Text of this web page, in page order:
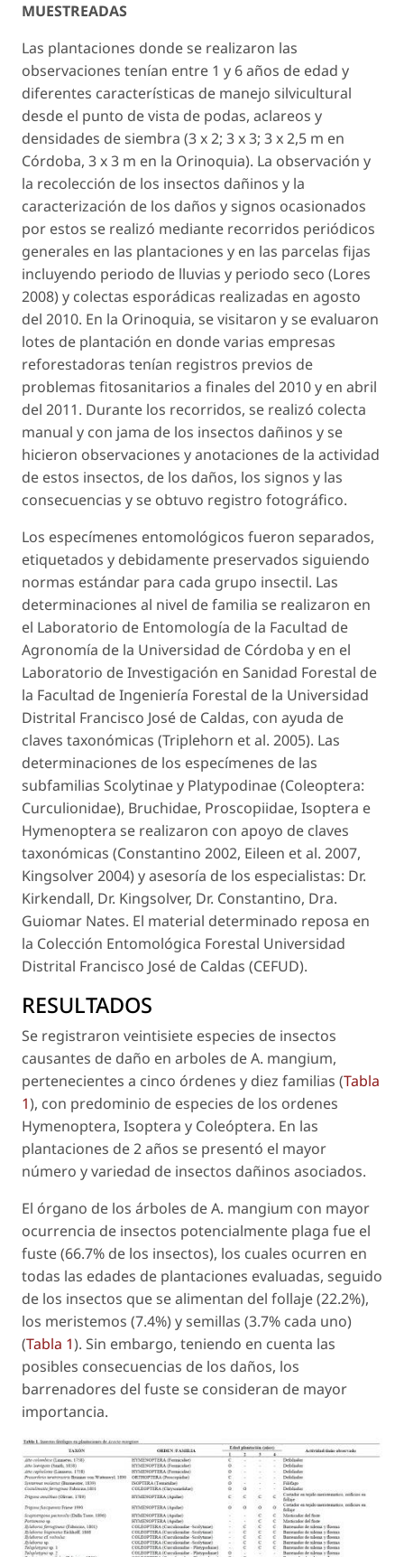
MUESTREADAS
Las plantaciones donde se realizaron las
observaciones tenían entre 1 y 6 años de edad y
diferentes características de manejo silvicultural
desde el punto de vista de podas, aclareos y
densidades de siembra (3 x 2; 3 x 3; 3 x 2,5 m en
Córdoba, 3 x 3 m en la Orinoquia). La observación y
la recolección de los insectos dañinos y la
caracterización de los daños y signos ocasionados
por estos se realizó mediante recorridos periódicos
generales en las plantaciones y en las parcelas fijas
incluyendo periodo de lluvias y periodo seco (Lores
2008) y colectas esporádicas realizadas en agosto
del 2010. En la Orinoquia, se visitaron y se evaluaron
lotes de plantación en donde varias empresas
reforestadoras tenían registros previos de
problemas fitosanitarios a finales del 2010 y en abril
del 2011. Durante los recorridos, se realizó colecta
manual y con jama de los insectos dañinos y se
hicieron observaciones y anotaciones de la actividad
de estos insectos, de los daños, los signos y las
consecuencias y se obtuvo registro fotográfico.
Los especímenes entomológicos fueron separados,
etiquetados y debidamente preservados siguiendo
normas estándar para cada grupo insectil. Las
determinaciones al nivel de familia se realizaron en
el Laboratorio de Entomología de la Facultad de
Agronomía de la Universidad de Córdoba y en el
Laboratorio de Investigación en Sanidad Forestal de
la Facultad de Ingeniería Forestal de la Universidad
Distrital Francisco José de Caldas, con ayuda de
claves taxonómicas (Triplehorn et al. 2005). Las
determinaciones de los especímenes de las
subfamilias Scolytinae y Platypodinae (Coleoptera:
Curculionidae), Bruchidae, Proscopiidae, Isoptera e
Hymenoptera se realizaron con apoyo de claves
taxonómicas (Constantino 2002, Eileen et al. 2007,
Kingsolver 2004) y asesoría de los especialistas: Dr.
Kirkendall, Dr. Kingsolver, Dr. Constantino, Dra.
Guiomar Nates. El material determinado reposa en
la Colección Entomológica Forestal Universidad
Distrital Francisco José de Caldas (CEFUD).
RESULTADOS
Se registraron veintisiete especies de insectos
causantes de daño en arboles deA. mangium,
pertenecientes a cinco órdenes y diez familias (Tabla
1), con predominio de especies de los ordenes
Hymenoptera, Isoptera y Coleóptera. En las
plantaciones de 2 años se presentó el mayor
número y variedad de insectos dañinos asociados.
El órgano de los árboles deA. mangium con mayor
ocurrencia de insectos potencialmente plaga fue el
fuste (66.7% de los insectos), los cuales ocurren en
todas las edades de plantaciones evaluadas, seguido
de los insectos que se alimentan del follaje (22.2%),
los meristemos (7.4%) y semillas (3.7% cada uno)
(Tabla 1). Sin embargo, teniendo en cuenta las
posibles consecuencias de los daños, los
barrenadores del fuste se consideran de mayor
importancia.